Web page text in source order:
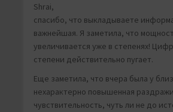
Shrai,
спасибо, что выкладываете
важнейшая. Я заметила, что
увеличивается уже в степенях!
степени действительно пугает.
Еще заметила, что вчера была у
нехарактерно повышенная
чувствительность, чуть ли не до